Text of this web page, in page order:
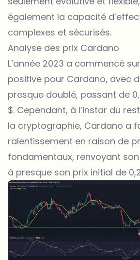
également la capacité
complexes et sécurisés.
Analyse des prix Cardano
L’année 2023 a commencé
positive pour Cardano, avec
presque doublé, passant de
$. Cependant, à l’instar du
la cryptographie, Cardano a
ralentissement en raison de
fondamentaux, renvoyant
à presque son prix initial de